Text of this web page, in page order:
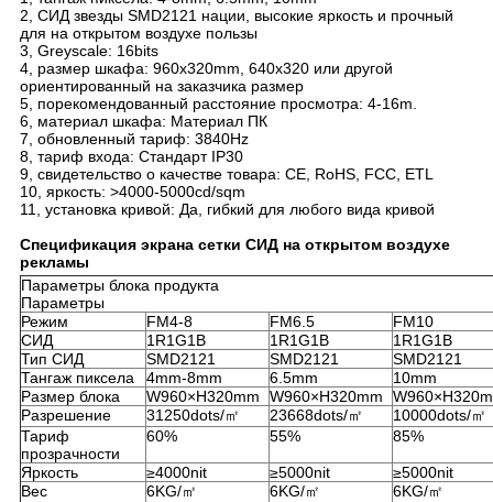
2, СИД звезды SMD2121 нации, высокие яркость и прочный
для на открытом воздухе пользы
3, Greyscale: 16bits
4, размер шкафа: 960x320mm, 640x320 или другой
ориентированный на заказчика размер
5, порекомендованный расстояние просмотра: 4-16m.
6, материал шкафа: Материал ПК
7, обновленный тариф: 3840Hz
8, тариф входа: Стандарт IP30
9, свидетельство о качестве товара: CE, RoHS, FCC, ETL
10, яркость: >4000-5000cd/sqm
11, установка кривой: Да, гибкий для любого вида кривой
Спецификация экрана сетки СИД на открытом воздухе
рекламы
Параметры блока продукта
Параметры
Режим
FM4-8 FM6.5
FM10
СИД
1R1G1B 1R1G1B
1R1G1B
Тип СИД
SMD2121 SMD2121
SMD2121
Тангаж пиксела
4mm-8mm 6.5mm
10mm
Размер блока
W960×H320mm W960×H320mm
Разрешение
31250dots/㎡ 23668dots/㎡
10000dots/㎡
Тариф
прозрачности
60% 55% 85%
Яркость ≥4000nit ≥5000nit
≥5000nit
Вес
6KG/㎡ 6KG/㎡
6KG/㎡